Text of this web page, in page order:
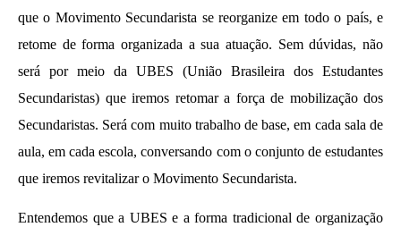
Nota Política da UJC - PARA ALÉM DA
SUSPENSÃO: Pela revogação imediata do
"Novo" Ensino Médio!
30 de
novembro
wp-
que o Movimento Secundarista se reorganize em todo o país, e
retome de forma organizada a sua atuação. Sem dúvidas, não
será por meio da UBES (União Brasileira dos Estudantes
Secundaristas) que iremos retomar a força de mobilização dos
Secundaristas. Será com muito trabalho de base, em cada sala de
aula, em cada escola, conversando com o conjunto de estudantes
que iremos revitalizar o Movimento Secundarista.
Entendemos que a UBES e a forma tradicional de organização